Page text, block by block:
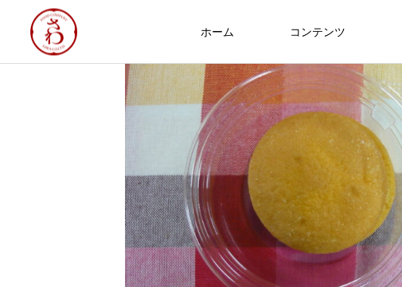
ホーム コンテンツ
Thoughts on
food